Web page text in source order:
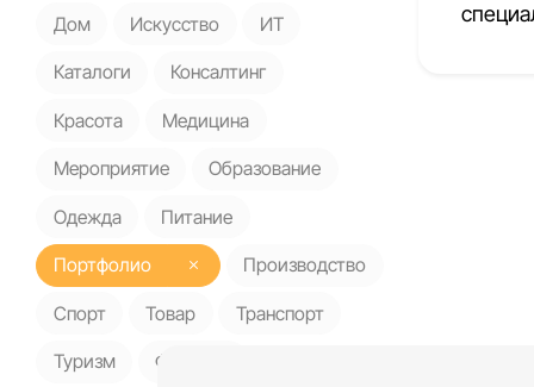
Дом Искусство ИТ
Каталоги Консалтинг
Красота Медицина
Мероприятие Образование
Одежда Питание
Портфолио Производство
Спорт Товар Транспорт
Туризм Финансы